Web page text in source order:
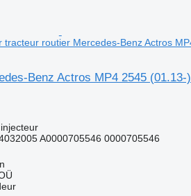
tracteur routier Mercedes-Benz Actros
Benz Actros MP4 2545
A0000705546 0000705546